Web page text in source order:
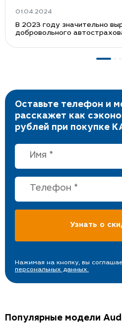
01.04.2024
В 2023 году значительно
добровольного
Оставьте телефон и
расскажет как
рублей при покупке
Нажимая на кнопку, вы
персональных данных.
Популярные модели